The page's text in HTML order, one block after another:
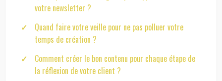
votre newsletter ?
Quand faire votre veille pour ne pas polluer votre
temps de création ?
Comment créer le bon contenu pour chaque étape de
la réflexion de votre client ?